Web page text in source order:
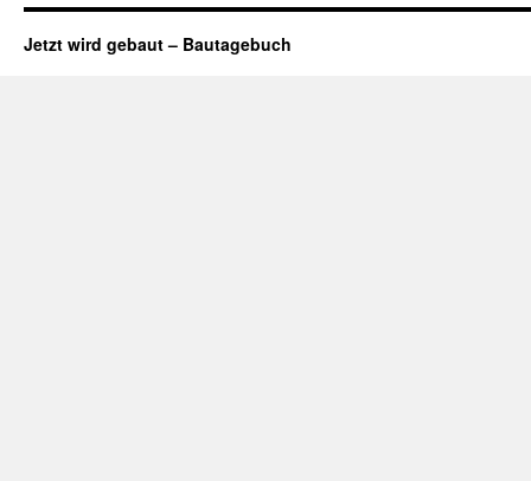
Jetzt wird gebaut – Bautagebuch